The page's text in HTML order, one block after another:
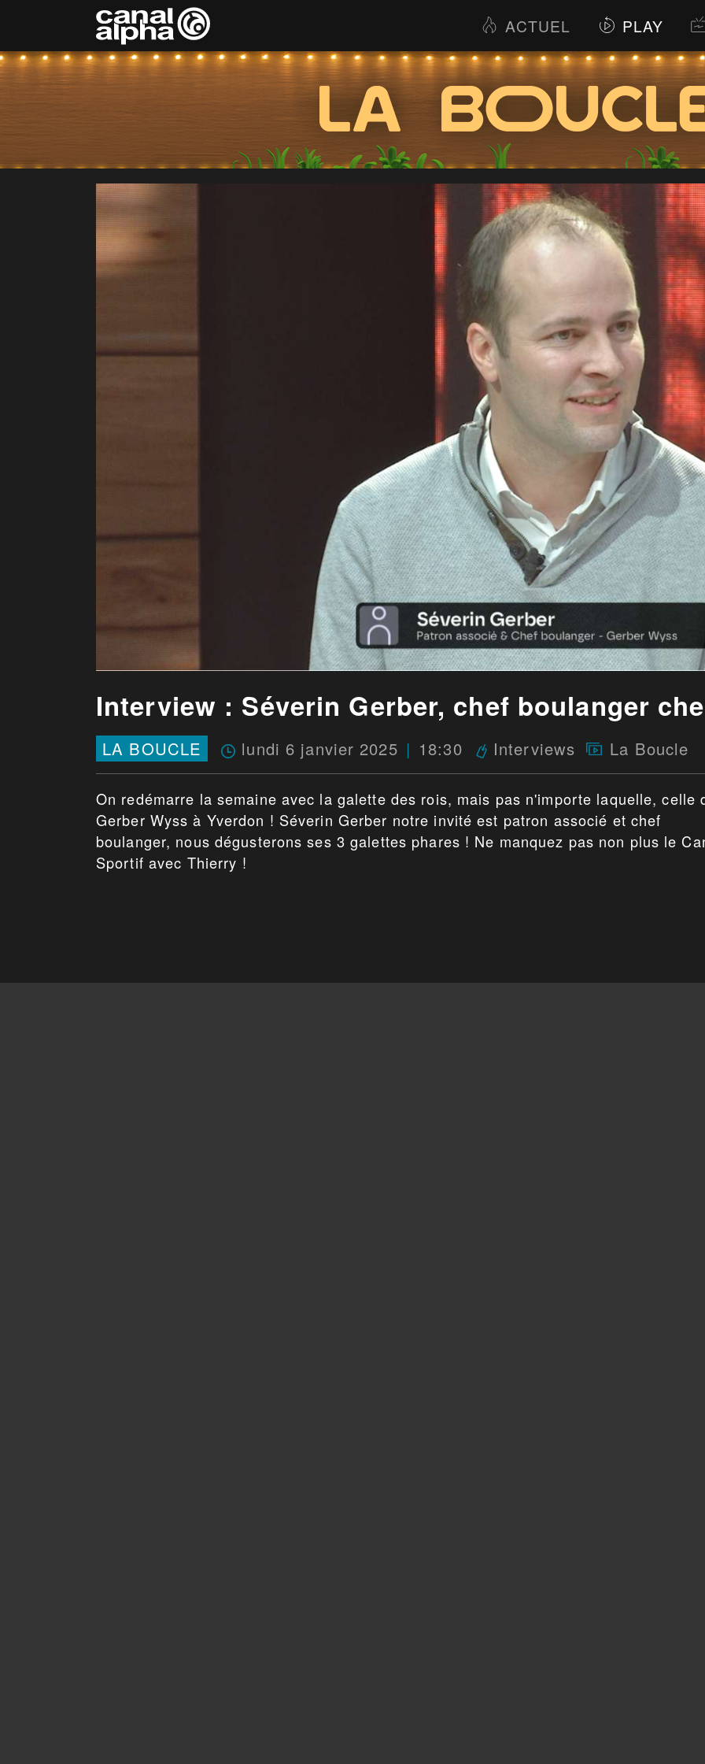
ACTUEL PLAY
Interview : Séverin Gerber, chef boulanger
LA BOUCLE lundi 6 janvier 2025 18:30 Interviews La Boucle
On redémarre la semaine avec la galette des rois, mais pas n'importe laquelle, celle
Gerber Wyss à Yverdon ! Séverin Gerber notre invité est patron associé et chef
boulanger, nous dégusterons ses 3 galettes phares ! Ne manquez pas non plus le
Sportif avec Thierry !